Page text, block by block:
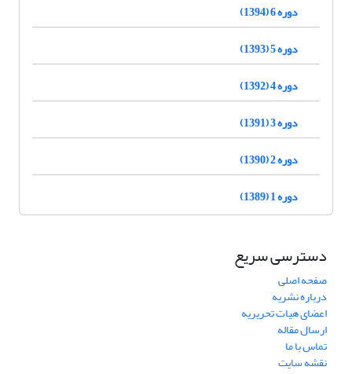
دوره 6 (1394)
دوره 5 (1393)
دوره 4 (1392)
دوره 3 (1391)
دوره 2 (1390)
دوره 1 (1389)
دسترسی سریع
صفحه اصلی
درباره نشریه
اعضای هیات تحریریه
ارسال مقاله
تماس با ما
نقشه سایت